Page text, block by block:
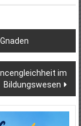
im
Bildungswesen